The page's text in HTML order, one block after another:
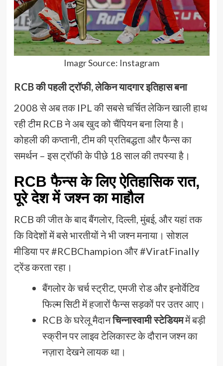
Imagr Source: Instagram
RCB की पहली ट्रॉफी, लेकिन यादगार इतिहास बना
2008 से अब तक IPL की सबसे चर्चित लेकिन खाली हाथ
रही टीम RCB ने अब खुद को चैंपियन बना लिया है।
कोहली की कप्तानी, टीम की प्रतिबद्धता और फैन्स का
समर्थन – इस ट्रॉफी के पीछे 18 साल की तपस्या है।
RCB फैन्स के लिए ऐतिहासिक रात,
पूरे देश में जश्न का माहौल
RCB की जीत के बाद बैंगलोर, दिल्ली, मुंबई, और यहां तक
कि विदेशों में बसे भारतीयों ने भी जश्न मनाया। सोशल
मीडिया पर #RCBChampion और #ViratFinally
ट्रेंड करता रहा।
बैंगलोर के चर्च स्ट्रीट, एमजी रोड और इनोर्वेटिव
फिल्म सिटी में हजारों फैन्स सड़कों पर उतर आए।
RCB के घरेलू मैदानचिन्नास्वामी स्टेडियममें बड़ी
स्क्रीन पर लाइव टेलिकास्ट के दौरान जश्न का
नज़ारा देखने लायक था।